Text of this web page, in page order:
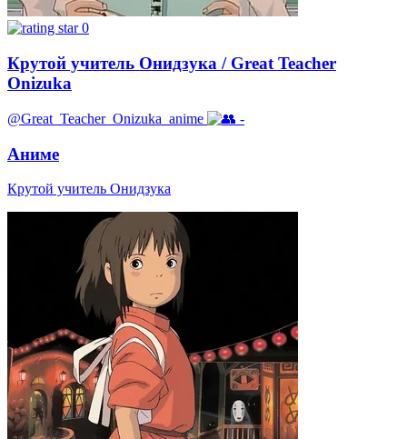
0
Крутой учитель Онидзука / Great Teacher
Onizuka
@Great_Teacher_Onizuka_anime -
Аниме
Крутой учитель Онидзука